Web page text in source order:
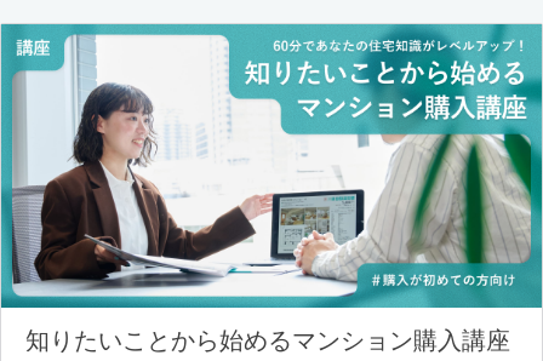
知りたいことから始めるマンション購入講座